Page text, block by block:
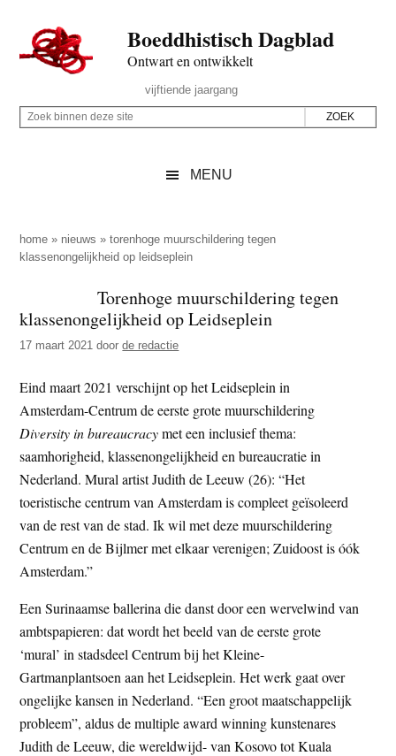
naar
de
inhoud
secondary
naar
de
sidebar
naar
de
Boeddhistisch Dagblad
Ontwart en ontwikkelt
Rechts
vijftiende jaargang
Z
p
d
z
e
i
t
e
Z
i
n
n
d
z
e
s
i
t
e
MENU
home » nieuws »torenhoge muurschildering tegen
klassenongelijkheid op leidseplein
Torenhoge muurschildering tegen
klassenongelijkheid op Leidseplein
17 maart 2021 doorde redactie
Eind maart 2021 verschijnt op het Leidseplein in
Amsterdam-Centrum de eerste grote muurschildering
Diversity in bureaucracymet een inclusief thema:
saamhorigheid, klassenongelijkheid en bureaucratie in
Nederland. Mural artist Judith de Leeuw (26): “Het
toeristische centrum van Amsterdam is compleet geïsoleerd
van de rest van de stad. Ik wil met deze muurschildering
Centrum en de Bijlmer met elkaar verenigen; Zuidoost is óók
Amsterdam.”
Een Surinaamse ballerina die danst door een wervelwind van
ambtspapieren: dat wordt het beeld van de eerste grote
‘mural’ in stadsdeel Centrum bij het Kleine-
Gartmanplantsoen aan het Leidseplein. Het werk gaat over
ongelijke kansen in Nederland. “Een groot maatschappelijk
probleem”, aldus de multiple award winning kunstenares
Judith de Leeuw, die wereldwijd- van Kosovo tot Kuala